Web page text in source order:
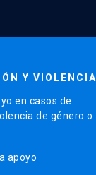
Y VIOLENCIA
en casos de
de género o
apoyo